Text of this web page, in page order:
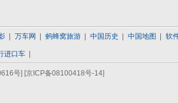
万车网 蚂蜂窝旅游 中国历史 中国地图 软
进口车
号] [京ICP备08100418号-14]